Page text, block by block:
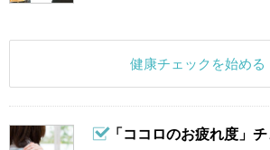
健康チェックを始める
「ココロのお疲れ度」チ